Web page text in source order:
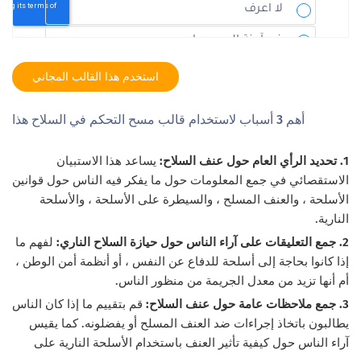
استخدم هذا القالب المجاني
أهم 3 أسباب لاستخدام قالب مسح التحكم في السلاح هذا
1. تحديد الرأي العام حول عنف السلاح:
يساعد هذا الاستبيان
الاستقصائي في جمع المعلومات حول ما يفكر فيه الناس حول قوانين
الأسلحة ، والعنف المسلح ، والسيطرة على الأسلحة ، والأسلحة
النارية.
2. جمع التعليقات على آراء الناس حول حيازة السلاح الناري:
لفهم ما
إذا كانوا بحاجة إلى أسلحة للدفاع عن النفس ، أو أنظمة أمن الوطن ،
أم أنها تزيد من معدل الجريمة من منظور الناس.
3. جمع ملاحظات عامة حول عنف السلاح:
قم بتقييم ما إذا كان الناس
يطالبون باتخاذ إجراءات ضد العنف المسلح أو يفضلونه. كما يقيس
آراء الناس حول كيفية تأثير العنف باستخدام الأسلحة النارية على